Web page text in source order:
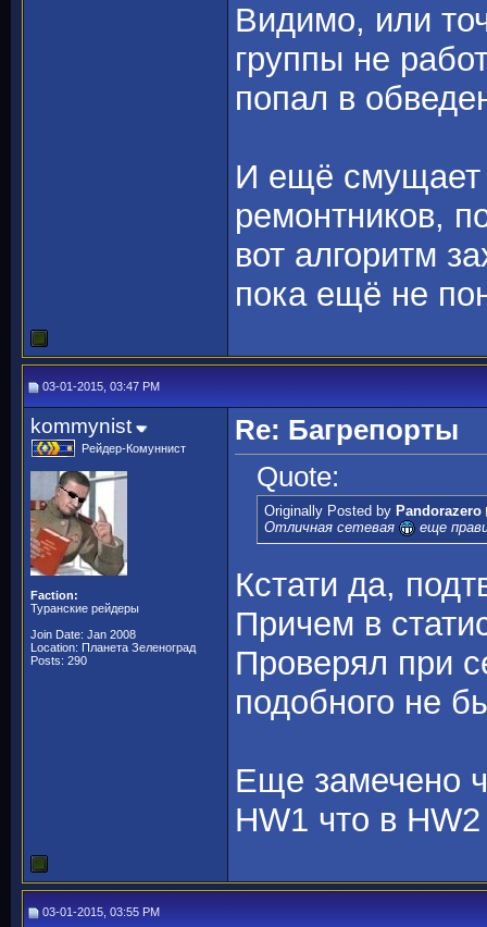
Видимо, или
группы не
попал в
И ещё смущает
ремонтников,
вот алгоритм
пока ещё не
03-01-2015, 03:47 PM
kommynist
Рейдер-Комуннист
Faction:
Туранские рейдеры
Join Date: Jan 2008
Location: Планета Зеленоград
Posts: 290
Re: Багрепорты
Quote:
Originally Posted by Pandorazero
Отличная сетевая
еще
Кстати да,
Причем в
Проверял при
подобного не
Еще замечено
HW1 что в
03-01-2015, 03:55 PM